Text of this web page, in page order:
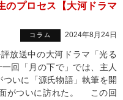
のプロセス【大河ドラマ
コラム 2024年8月24日
放送中の大河ドラマ「光る
回「月の下で」では、主人
いに「源氏物語」執筆を開
がついに訪れた。 この回